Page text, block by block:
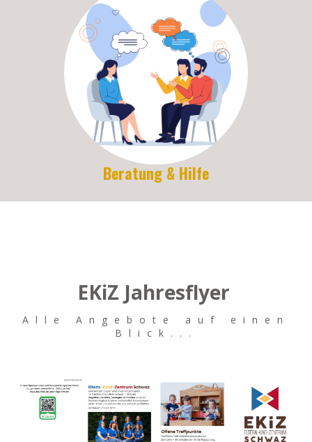
Beratung & Hilfe
EKiZ Jahresflyer
Alle Angebote auf einen
Blick...